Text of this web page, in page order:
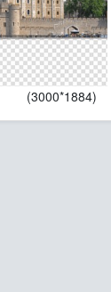
(3000*1884)